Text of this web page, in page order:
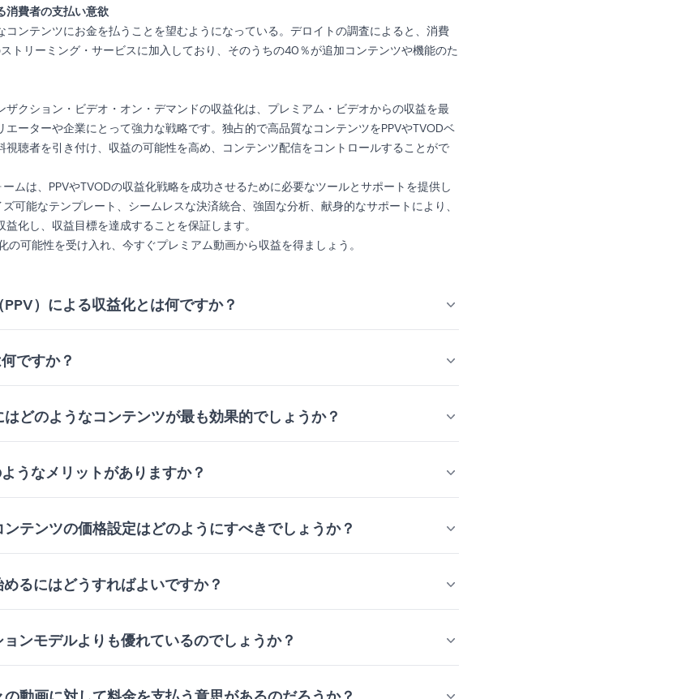
消費者の支払い意欲
コンテンツにお金を払うことを望むようになっている。デロイトの調査によると、消費
トリーミング・サービスに加入しており、そのうちの40％が追加コンテンツや機能のた
ザクション・ビデオ・オン・デマンドの収益化は、プレミアム・ビデオからの収益を最
エーターや企業にとって強力な戦略です。独占的で高品質なコンテンツをPPVやTVODベ
視聴者を引き付け、収益の可能性を高め、コンテンツ配信をコントロールすることがで
ムは、PPVやTVODの収益化戦略を成功させるために必要なツールとサポートを提供し
可能なテンプレート、シームレスな決済統合、強固な分析、献身的なサポートにより、
化し、収益目標を達成することを保証します。
の可能性を受け入れ、今すぐプレミアム動画から収益を得ましょう。
）による収益化とは何ですか？
ですか？
どのようなコンテンツが最も効果的でしょうか？
うなメリットがありますか？
テンツの価格設定はどのようにすべきでしょうか？
るにはどうすればよいですか？
ンモデルよりも優れているのでしょうか？